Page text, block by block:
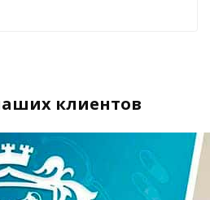
клиентов